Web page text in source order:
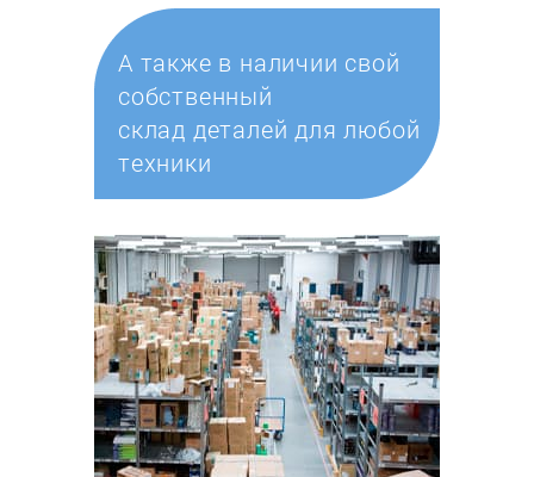
А также в наличии свой
собственный
склад деталей для любой
техники